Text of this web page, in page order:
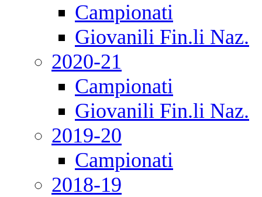
Campionati
Giovanili Fin.li Naz.
2020-21
Campionati
Giovanili Fin.li Naz.
2019-20
Campionati
2018-19